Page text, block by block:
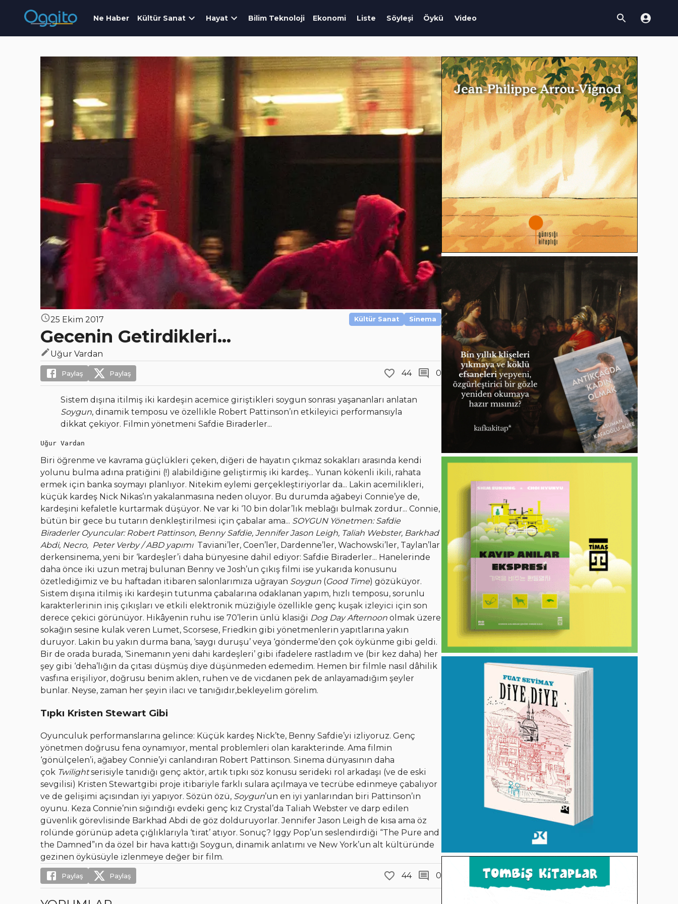
Ne Haber Kültür Sanat Hayat Bilim Teknoloji Ekonomi Liste Söyleşi Öykü Video
25 Ekim 2017 Kültür Sanat Sinema
Gecenin Getirdikleri...
Uğur Vardan
Paylaş Paylaş 44 0
Sistem dışına itilmiş iki kardeşin acemice giriştikleri soygun sonrası yaşananları anlatan
Soygun, dinamik temposu ve özellikle Robert Pattinson’ın etkileyici performansıyla
dikkat çekiyor. Filmin yönetmeni Safdie Biraderler...
Uğur Vardan
Biri öğrenme ve kavrama güçlükleri çeken, diğeri de hayatın çıkmaz sokakları arasında kendi
yolunu bulma adına pratiğini (!) alabildiğine geliştirmiş iki kardeş... Yunan kökenli ikili, rahata
ermek için banka soymayı planlıyor. Nitekim eylemi gerçekleştiriyorlar da... Lakin acemilikleri,
küçük kardeş Nick Nikas’ın yakalanmasına neden oluyor. Bu durumda ağabeyi Connie’ye de,
kardeşini kefaletle kurtarmak düşüyor. Ne var ki ‘10 bin dolar’lık meblağı bulmak zordur... Connie,
bütün bir gece bu tutarın denkleştirilmesi için çabalar ama... SOYGUN Yönetmen: Safdie
Biraderler Oyuncular: Robert Pattinson, Benny Safdie, Jennifer Jason Leigh, Taliah Webster, Barkhad
Abdi, Necro, Peter Verby / ABD yapımı Taviani’ler, Coen’ler, Dardenne’ler, Wachowski’ler, Taylan’lar
derkensinema, yeni bir ‘kardeşler’i daha bünyesine dahil ediyor: Safdie Biraderler... Hanelerinde
daha önce iki uzun metraj bulunan Benny ve Josh’un çıkış filmi ise yukarıda konusunu
özetlediğimiz ve bu haftadan itibaren salonlarımıza uğrayan Soygun (Good Time) gözüküyor.
Sistem dışına itilmiş iki kardeşin tutunma çabalarına odaklanan yapım, hızlı temposu, sorunlu
karakterlerinin iniş çıkışları ve etkili elektronik müziğiyle özellikle genç kuşak izleyici için son
derece çekici görünüyor. Hikâyenin ruhu ise 70’lerin ünlü klasiği Dog Day Afternoon olmak üzere
sokağın sesine kulak veren Lumet, Scorsese, Friedkin gibi yönetmenlerin yapıtlarına yakın
duruyor. Lakin bu yakın durma bana, ‘saygı duruşu’ veya ‘gönderme’den çok öykünme gibi geldi.
Bir de orada burada, ‘Sinemanın yeni dahi kardeşleri’ gibi ifadelere rastladım ve (bir kez daha) her
şey gibi ‘deha’lığın da çıtası düşmüş diye düşünmeden edemedim. Hemen bir filmle nasıl dâhilik
vasfına erişiliyor, doğrusu benim aklen, ruhen ve de vicdanen pek de anlayamadığım şeyler
bunlar. Neyse, zaman her şeyin ilacı ve tanığıdır,bekleyelim görelim.
Tıpkı Kristen Stewart Gibi
Oyunculuk performanslarına gelince: Küçük kardeş Nick’te, Benny Safdie’yi izliyoruz. Genç
yönetmen doğrusu fena oynamıyor, mental problemleri olan karakterinde. Ama filmin
‘gönülçelen’i, ağabey Connie’yi canlandıran Robert Pattinson. Sinema dünyasının daha
çok Twilightserisiyle tanıdığı genç aktör, artık tıpkı söz konusu serideki rol arkadaşı (ve de eski
sevgilisi) Kristen Stewartgibi proje itibariyle farklı sulara açılmaya ve tecrübe edinmeye çabalıyor
ve de gelişimi açısından iyi yapıyor. Sözün özü, Soygun’un en iyi yanlarından biri Pattinson’ın
oyunu. Keza Connie’nin sığındığı evdeki genç kız Crystal’da Taliah Webster ve darp edilen
güvenlik görevlisinde Barkhad Abdi de göz dolduruyorlar. Jennifer Jason Leigh de kısa ama öz
rolünde görünüp adeta çığlıklarıyla ‘tirat’ atıyor. Sonuç? Iggy Pop’un seslendirdiği “The Pure and
the Damned”ın da özel bir hava kattığı Soygun, dinamik anlatımı ve New York’un alt kültüründe
gezinen öyküsüyle izlenmeye değer bir film.
Paylaş Paylaş 44 0